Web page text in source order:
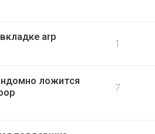
arp
1
ложится
7